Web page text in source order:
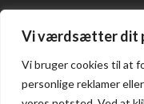
Vi værdsætter dit
Vi bruger cookies til at
personlige reklamer
Alle dage: